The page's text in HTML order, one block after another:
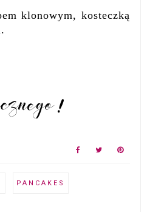
klonowym, kosteczką
PANCAKES